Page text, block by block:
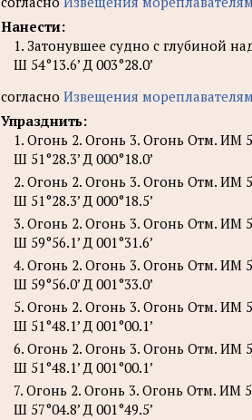
Нанести:
1. Затонувшее судно с глубиной
Ш 54°13.6’ Д 003°28.0’
согласно Извещения
Упразднить:
1. Огонь 2. Огонь 3. Огонь Отм. ИМ
Ш 51°28.3’ Д 000°18.0’
2. Огонь 2. Огонь 3. Огонь Отм. ИМ
Ш 51°28.3’ Д 000°18.5’
3. Огонь 2. Огонь 3. Огонь Отм. ИМ
Ш 59°56.1’ Д 001°31.6’
4. Огонь 2. Огонь 3. Огонь Отм. ИМ
Ш 59°56.0’ Д 001°33.0’
5. Огонь 2. Огонь 3. Огонь Отм. ИМ
Ш 51°48.1’ Д 001°00.1’
6. Огонь 2. Огонь 3. Огонь Отм. ИМ
Ш 51°48.1’ Д 001°00.1’
7. Огонь 2. Огонь 3. Огонь Отм. ИМ
Ш 57°04.8’ Д 001°49.5’